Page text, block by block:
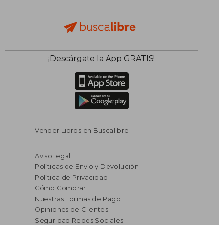
¡Descárgate la App GRATIS!
Vender Libros en Buscalibre
Aviso legal
Políticas de Envío y Devolución
Política de Privacidad
Cómo Comprar
Nuestras Formas de Pago
Opiniones de Clientes
Seguridad Redes Sociales